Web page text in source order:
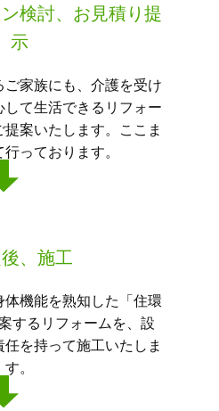
検討、お見積り提
示
家族にも、介護を受け
て生活できるリフォー
案いたします。ここま
っております。
、施工
機能を熟知した「住環
するリフォームを、設
を持って施工いたしま
す。